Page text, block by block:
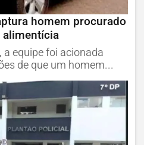
homem procurado
alimentícia
a equipe foi acionada
de que um homem...